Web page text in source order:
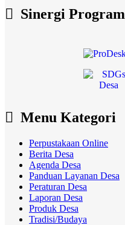
Sinergi Program
Menu Kategori
Perpustakaan Online
Berita Desa
Agenda Desa
Panduan Layanan Desa
Peraturan Desa
Laporan Desa
Produk Desa
Tradisi/Budaya